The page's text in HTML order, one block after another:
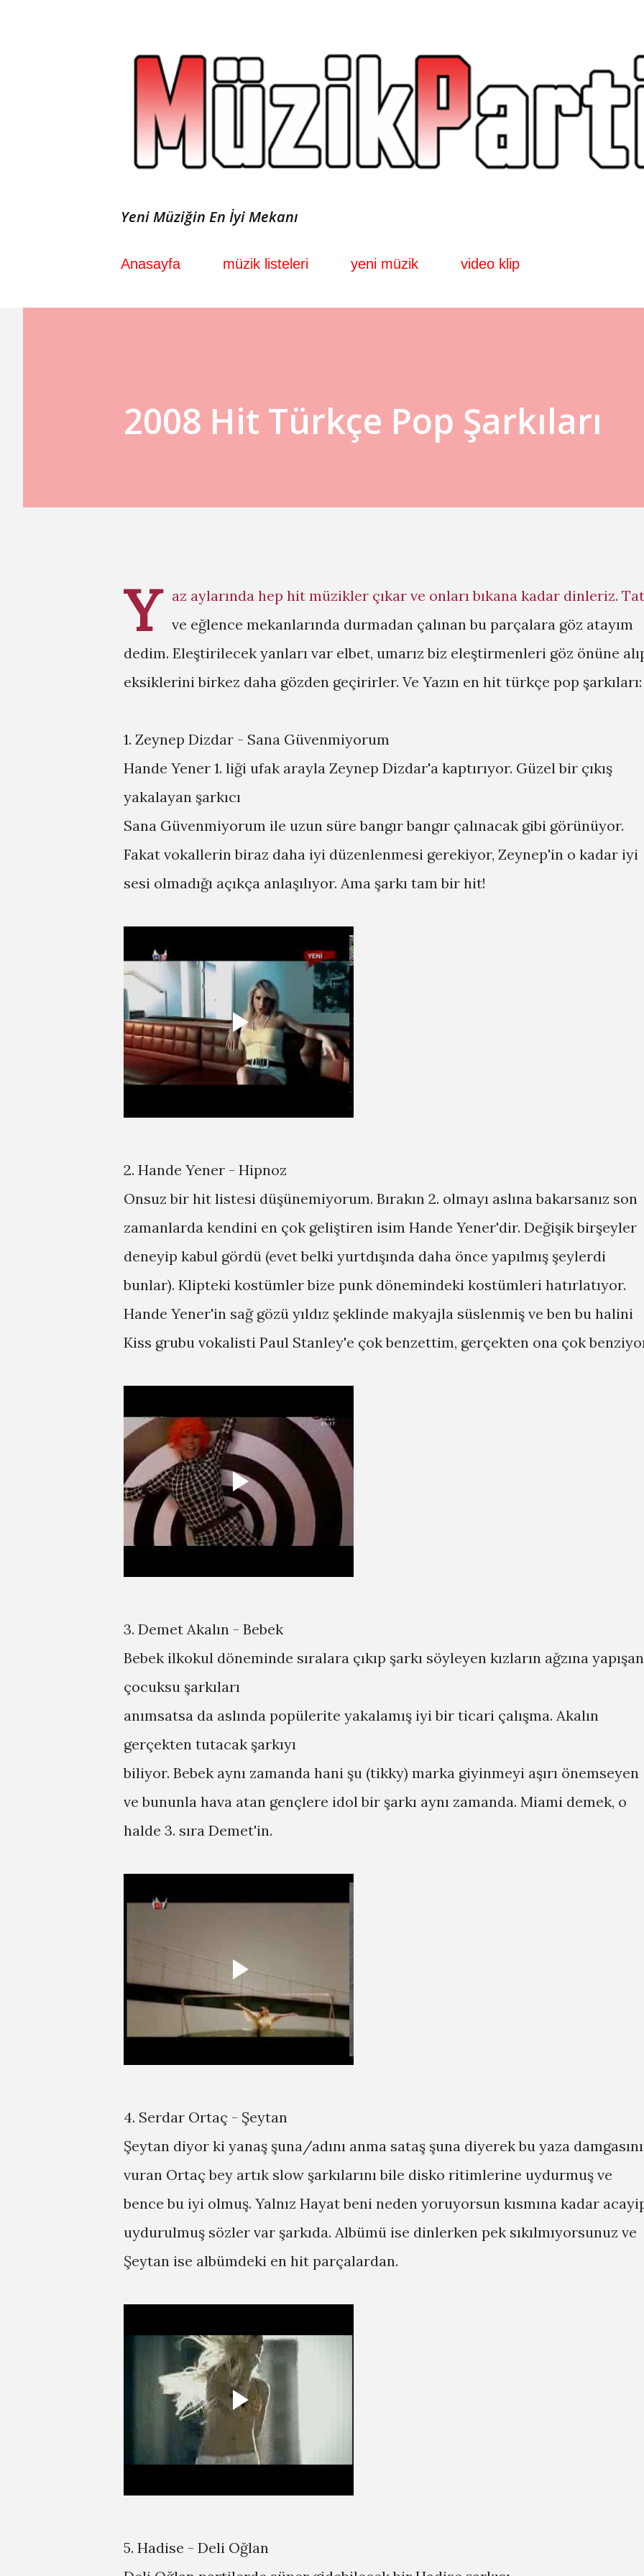
Yeni Müziğin En İyi Mekanı
Anasayfa müzik listeleri yeni müzik video klip
2008 Hit Türkçe Pop Şarkıları
Y
az aylarında hep hit müzikler çıkar ve onları bıkana kadar dinleriz.
ve eğlence mekanlarında durmadan çalınan bu parçalara göz atayım
dedim. Eleştirilecek yanları var elbet, umarız biz eleştirmenleri göz önüne
eksiklerini birkez daha gözden geçirirler. Ve Yazın en hit türkçe pop şarkıları:
1. Zeynep Dizdar - Sana Güvenmiyorum
Hande Yener 1. liği ufak arayla Zeynep Dizdar'a kaptırıyor. Güzel bir çıkış
yakalayan şarkıcı
Sana Güvenmiyorum ile uzun süre bangır bangır çalınacak gibi görünüyor.
Fakat vokallerin biraz daha iyi düzenlenmesi gerekiyor, Zeynep'in o kadar iyi
sesi olmadığı açıkça anlaşılıyor. Ama şarkı tam bir hit!
2. Hande Yener - Hipnoz
Onsuz bir hit listesi düşünemiyorum. Bırakın 2. olmayı aslına bakarsanız son
zamanlarda kendini en çok geliştiren isim Hande Yener'dir. Değişik birşeyler
deneyip kabul gördü (evet belki yurtdışında daha önce yapılmış şeylerdi
bunlar). Klipteki kostümler bize punk dönemindeki kostümleri hatırlatıyor.
Hande Yener'in sağ gözü yıldız şeklinde makyajla süslenmiş ve ben bu halini
Kiss grubu vokalisti Paul Stanley'e çok benzettim, gerçekten ona çok
3. Demet Akalın - Bebek
Bebek ilkokul döneminde sıralara çıkıp şarkı söyleyen kızların ağzına yapışan
çocuksu şarkıları
anımsatsa da aslında popülerite yakalamış iyi bir ticari çalışma. Akalın
gerçekten tutacak şarkıyı
biliyor. Bebek aynı zamanda hani şu (tikky) marka giyinmeyi aşırı önemseyen
ve bununla hava atan gençlere idol bir şarkı aynı zamanda. Miami demek, o
halde 3. sıra Demet'in.
4. Serdar Ortaç - Şeytan
Şeytan diyor ki yanaş şuna/adını anma sataş şuna diyerek bu yaza damgasını
vuran Ortaç bey artık slow şarkılarını bile disko ritimlerine uydurmuş ve
bence bu iyi olmuş. Yalnız Hayat beni neden yoruyorsun kısmına kadar
uydurulmuş sözler var şarkıda. Albümü ise dinlerken pek sıkılmıyorsunuz ve
Şeytan ise albümdeki en hit parçalardan.
5. Hadise - Deli Oğlan